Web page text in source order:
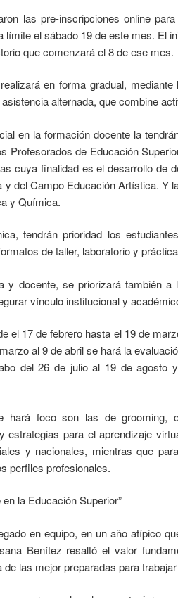
las pre-inscripciones online
límite el sábado 19 de este mes. El
que comenzará el 8 de ese mes.
en forma gradual,
alternada, que combine
en la formación docente la
Profesorados de Educación
cuya finalidad es el desarrollo de
del Campo Educación Artística. Y
y Química.
tendrán prioridad los
de taller, laboratorio y
y docente, se priorizará también
vínculo institucional y
el 17 de febrero hasta el 19 de
al 9 de abril se hará la
del 26 de julio al 19 de agosto
foco son las de grooming,
estrategias para el aprendizaje
y nacionales, mientras que
perfiles profesionales.
la Educación Superior”
en equipo, en un año atípico
Benítez resaltó el valor
las mejor preparadas para